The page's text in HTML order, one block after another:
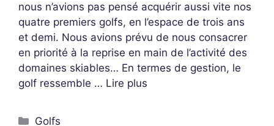
nous n’avions pas pensé acquérir aussi vite nos
quatre premiers golfs, en l’espace de trois ans
et demi. Nous avions prévu de nous consacrer
en priorité à la reprise en main de l’activité des
domaines skiables… En termes de gestion, le
golf ressemble … Lire plus
Golfs